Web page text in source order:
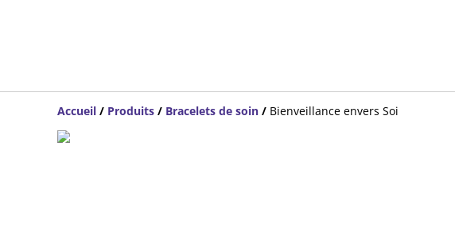
Accueil / Produits / Bracelets de soin / Bienveillance envers Soi